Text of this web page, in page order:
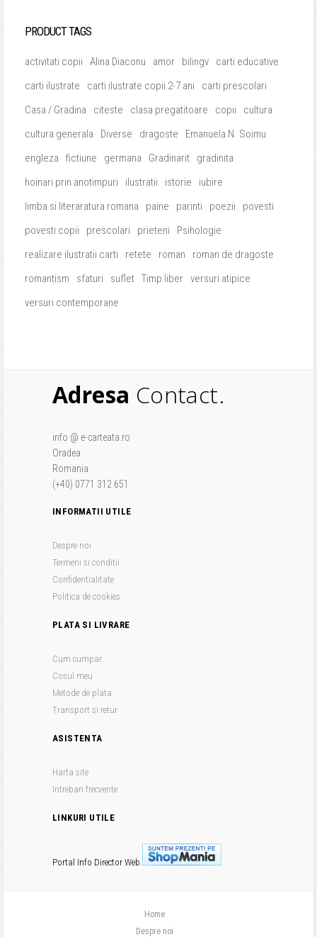
PRODUCT TAGS
activitati copii Alina Diaconu amor bilingv
carti educative
carti ilustrate
carti ilustrate copii 2-7 ani
carti prescolari
Casa / Gradina
citeste clasa pregatitoare copii
cultura
cultura generala
Diverse dragoste
Emanuela N. Soimu
engleza
fictiune germana Gradinarit
gradinita
hoinari prin anotimpuri
ilustratii istorie
iubire
limba si literaratura romana
paine parinti poezii
povesti
povesti copii
prescolari prieteni
Psihologie
realizare ilustratii carti
retete roman
roman de dragoste
romantism
sfaturi suflet Timp liber versuri atipice
versuri contemporane
Adresa Contact.
info @ e-carteata.ro
Oradea
Romania
(+40) 0771 312 651
INFORMATII UTILE
Despre noi
Termeni si conditii
Confidentialitate
Politica de cookies
PLATA SI LIVRARE
Cum cumpar
Cosul meu
Metode de plata
Transport si retur
ASISTENTA
Harta site
Intrebari frecvente
LINKURI UTILE
Portal Info Director Web
Home
Despre noi